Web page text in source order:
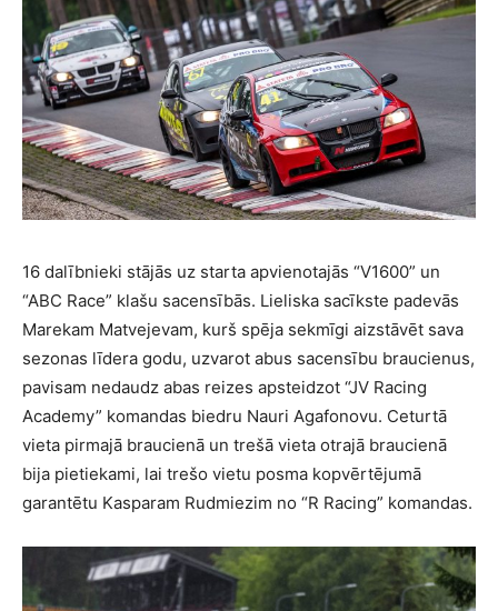
16 dalībnieki stājās uz starta apvienotajās “V1600” un
“ABC Race” klašu sacensībās. Lieliska sacīkste padevās
Marekam Matvejevam, kurš spēja sekmīgi aizstāvēt sava
sezonas līdera godu, uzvarot abus sacensību braucienus,
pavisam nedaudz abas reizes apsteidzot “JV Racing
Academy” komandas biedru Nauri Agafonovu. Ceturtā
vieta pirmajā braucienā un trešā vieta otrajā braucienā
bija pietiekami, lai trešo vietu posma kopvērtējumā
garantētu Kasparam Rudmiezim no “R Racing” komandas.